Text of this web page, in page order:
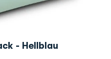
- Hellblau